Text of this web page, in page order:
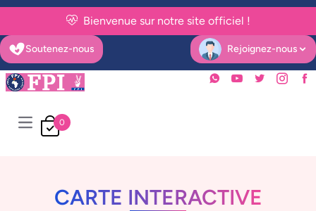
Bienvenue sur notre site officiel !
Soutenez-nous Open user menu
Rejoignez-nous
Open main menu
0
CARTE INTERACTIVE